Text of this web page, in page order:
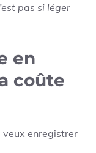
pas si léger
en
coûte
veux enregistrer